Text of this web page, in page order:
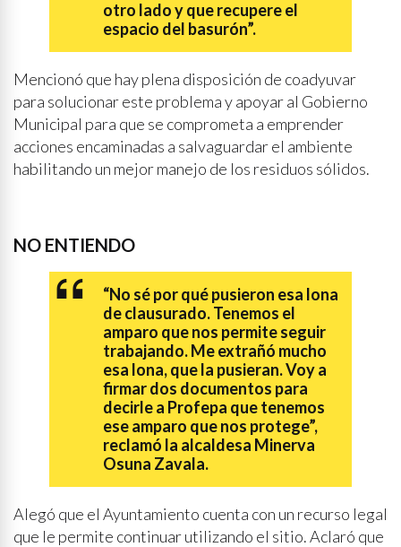
otro lado y que recupere el
espacio del basurón”.
Mencionó que hay plena disposición de coadyuvar
para solucionar este problema y apoyar al Gobierno
Municipal para que se comprometa a emprender
acciones encaminadas a salvaguardar el ambiente
habilitando un mejor manejo de los residuos sólidos.
NO ENTIENDO
“No sé por qué pusieron esa lona
de clausurado. Tenemos el
amparo que nos permite seguir
trabajando. Me extrañó mucho
esa lona, que la pusieran. Voy a
firmar dos documentos para
decirle a Profepa que tenemos
ese amparo que nos protege”,
reclamó la alcaldesa Minerva
Osuna Zavala.
Alegó que el Ayuntamiento cuenta con un recurso legal
que le permite continuar utilizando el sitio. Aclaró que